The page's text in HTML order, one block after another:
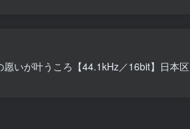
いが叶うころ【44.1kHz／16bit】日本区